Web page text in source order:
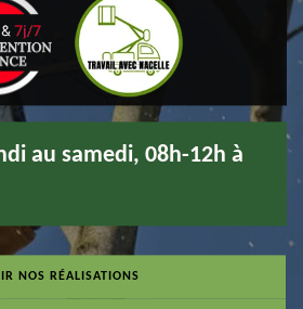
au samedi, 08h-12h à
NOS RÉALISATIONS